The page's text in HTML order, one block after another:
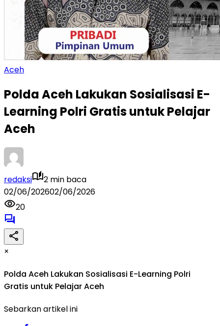
Aceh
Polda Aceh Lakukan Sosialisasi E-
Learning Polri Gratis untuk Pelajar
Aceh
redaksi
2 min baca
02/06/202602/06/2026
20
×
Polda Aceh Lakukan Sosialisasi E-Learning Polri
Gratis untuk Pelajar Aceh
Sebarkan artikel ini